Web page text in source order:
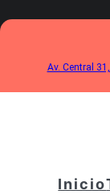
al
Av. Central
Inicio